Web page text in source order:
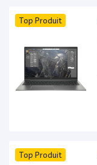
Top Produit
Top Produit